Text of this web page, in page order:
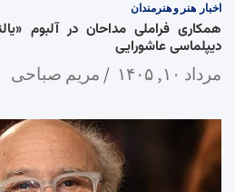
اخبار هنر و هنرمندان
همکاری فراملی مداحان در آلبوم
دیپلماسی عاشورایی
مرداد ۱۰, ۱۴۰۵ مریم صباحی